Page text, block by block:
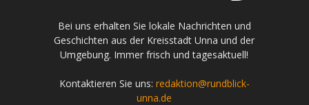
Bei uns erhalten Sie lokale Nachrichten und
Geschichten aus der Kreisstadt Unna und der
Umgebung. Immer frisch und tagesaktuell!
Kontaktieren Sie uns: redaktion@rundblick-
unna.de